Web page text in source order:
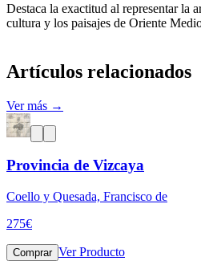
Destaca la exactitud al representar la
cultura y los paisajes de Oriente
Artículos relacionados
Ver más →
Provincia de Vizcaya
Coello y Quesada, Francisco de
275€
Comprar Ver Producto